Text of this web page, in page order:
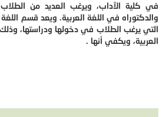
في كلية الآداب، ويرغب العديد من
والدكتوراه في اللغة العربية. ويعد قسم
التي يرغب الطلاب في دخولها ودراستها، وذلك
العربية، ويكفي أنها .